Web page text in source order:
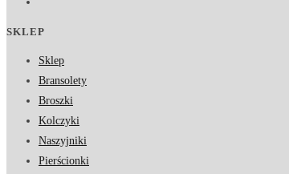
SKLEP
Sklep
Bransolety
Broszki
Kolczyki
Naszyjniki
Pierścionki